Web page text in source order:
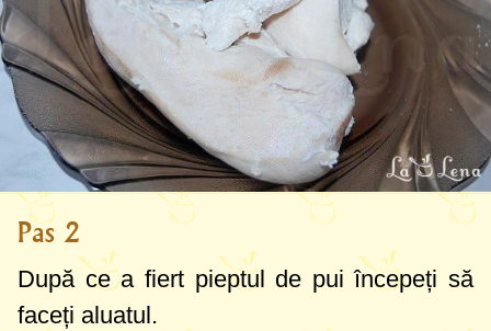
Pas 2
După ce a fiert pieptul de pui începeți să
faceți aluatul.